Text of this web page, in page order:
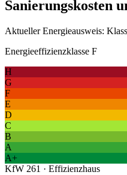
Sanierungskosten
Aktueller Energieausweis:
Energieeffizienzklasse F
H
G
F
E
D
C
B
A
A+
KfW 261 · Effizienzhaus